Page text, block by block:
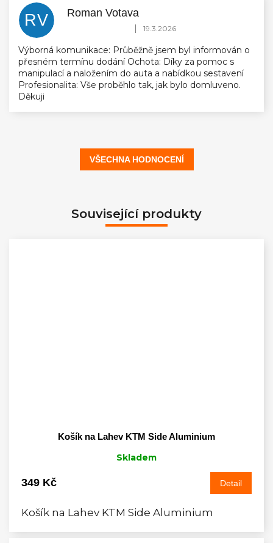
RV Roman Votava
Hodnocení obchodu je 5 z 5 hvězdiček.
| 19.3.2026
Výborná komunikace: Průběžně jsem byl informován o
přesném termínu dodání Ochota: Díky za pomoc s
manipulací a naložením do auta a nabídkou sestavení
Profesionalita: Vše proběhlo tak, jak bylo domluveno.
Děkuji
VŠECHNA HODNOCENÍ
Související produkty
Košík na Lahev KTM Side Aluminium
Skladem
349 Kč Detail
Košík na Lahev KTM Side Aluminium